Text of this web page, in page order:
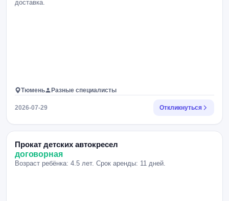
доставка.
Тюмень Разные специалисты
2026-07-29 Откликнуться
Прокат детских автокресел
договорная
Возраст ребёнка: 4.5 лет. Срок аренды: 11 дней.